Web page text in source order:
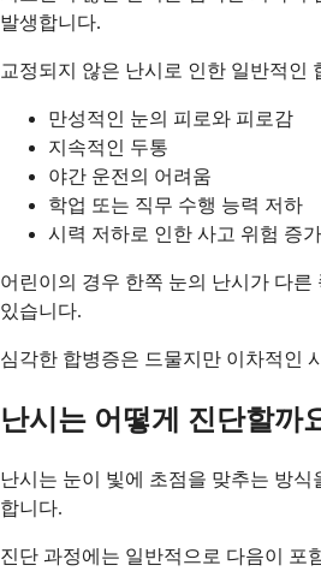
발생합니다.
교정되지 않은 난시로 인한 일반적인
만성적인 눈의 피로와 피로감
지속적인 두통
야간 운전의 어려움
학업 또는 직무 수행 능력 저하
시력 저하로 인한 사고 위험 증가
어린이의 경우 한쪽 눈의 난시가 다
있습니다.
심각한 합병증은 드물지만 이차적인
난시는 어떻게 진단할까
난시는 눈이 빛에 초점을 맞추는 방
합니다.
진단 과정에는 일반적으로 다음이 포